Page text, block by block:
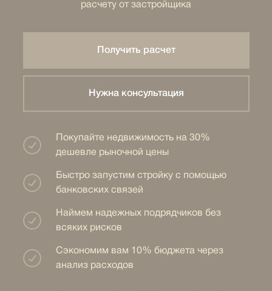
расчету от застройщика
Нужна консультация
Получить расчет
Сэкономим вам 10% бюджета через
анализ расходов
Покупайте недвижимость на 30%
дешевле рыночной цены
Наймем надежных подрядчиков без
всяких рисков
Быстро запустим стройку с помощью
банковских связей